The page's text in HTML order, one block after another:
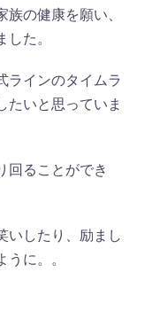
の健康を願い、
た。
ラインのタイムラ
たいと思っていま
回ることができ
いしたり、励まし
に。。